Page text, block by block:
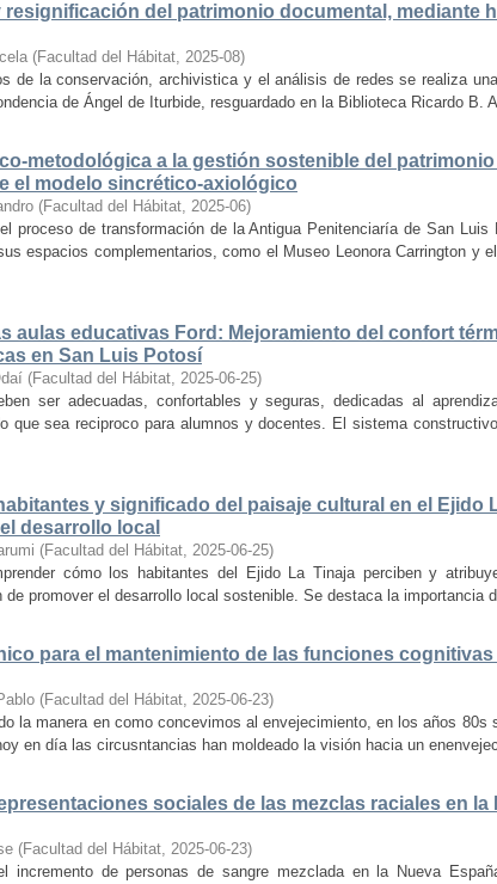
del patrimonio documental, mediante
(Facultad del Hábitat, 2025-08)
de la conservación, archivistica y el análisis de redes se realiza
de Ángel de Iturbide, resguardado en la Biblioteca Ricardo B.
metodológica a la gestión sostenible del patrimonio
el modelo sincrético-axiológico
(Facultad del Hábitat, 2025-06)
proceso de transformación de la Antigua Penitenciaría de San
espacios complementarios, como el Museo Leonora Carrington y
aulas educativas Ford: Mejoramiento del confort
en San Luis Potosí
(Facultad del Hábitat, 2025-06-25)
ser adecuadas, confortables y seguras, dedicadas al
que sea reciproco para alumnos y docentes. El sistema
y significado del paisaje cultural en el Ejido
desarrollo local
(Facultad del Hábitat, 2025-06-25)
cómo los habitantes del Ejido La Tinaja perciben y
promover el desarrollo local sostenible. Se destaca la importancia
para el mantenimiento de las funciones
(Facultad del Hábitat, 2025-06-23)
la manera en como concevimos al envejecimiento, en los años 80s
en día las circusntancias han moldeado la visión hacia un
sociales de las mezclas raciales en la
(Facultad del Hábitat, 2025-06-23)
incremento de personas de sangre mezclada en la Nueva